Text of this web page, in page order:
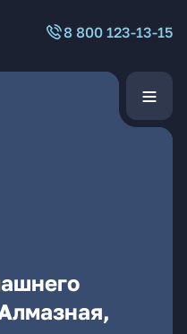
8 800 123-13-15